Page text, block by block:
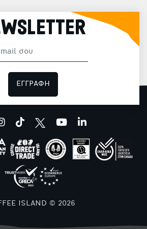
μπρίκι που συνδυάζει
και αισθητική
ΕΓΓΡΑΦΗ
instagram
tiktok youtubelinkedin
ISLAND © 2026